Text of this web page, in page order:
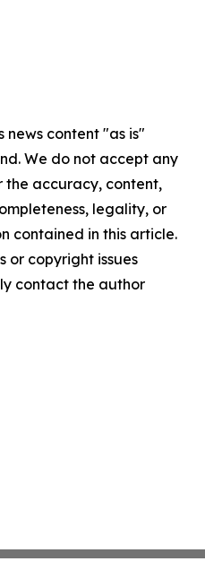
news content "as is"
We do not accept any
the accuracy, content,
legality, or
contained in this article.
or copyright issues
contact the author